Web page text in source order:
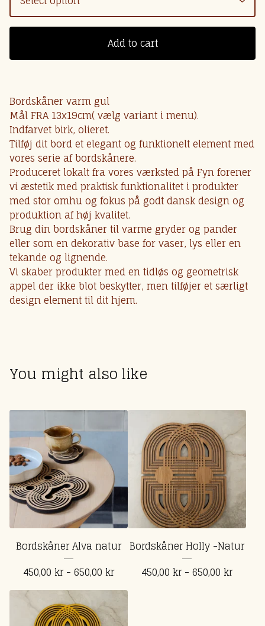
Add to cart
Bordskåner varm gul
Mål FRA 13x19cm( vælg variant i menu).
Indfarvet birk, olieret.
Tilføj dit bord et elegant og funktionelt element med
vores serie af bordskånere.
Produceret lokalt fra vores værksted på Fyn forener
vi æstetik med praktisk funktionalitet i produkter
med stor omhu og fokus på godt dansk design og
produktion af høj kvalitet.
Brug din bordskåner til varme gryder og pander
eller som en dekorativ base for vaser, lys eller en
tekande og lignende.
Vi skaber produkter med en tidløs og geometrisk
appel der ikke blot beskytter, men tilføjer et særligt
design element til dit hjem.
You might also like
Bordskåner Alva natur
450,00 kr- 650,00 kr
Bordskåner Holly -Natur
450,00 kr- 650,00 kr